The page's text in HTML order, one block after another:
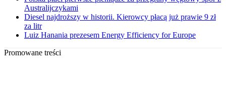
Australijczykami
Diesel najdroższy w historii. Kierowcy płacą już prawie 9 zł
za litr
Luiz Hanania prezesem Energy Efficiency for Europe
Promowane treści